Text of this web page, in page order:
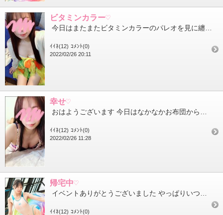
ビタミンカラー♡
ｲｲﾈ(12) ｺﾒﾝﾄ(0)
2022/02/26 20:11
幸せ♡
ｲｲﾈ(12) ｺﾒﾝﾄ(0)
2022/02/26 11:28
帰宅中♡
ｲｲﾈ(12) ｺﾒﾝﾄ(0)